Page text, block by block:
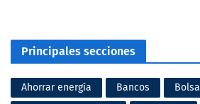
Principales secciones
Ahorrar energía Bancos
Bolsa